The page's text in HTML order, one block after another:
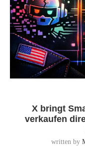
X bringt
verkaufen
written by